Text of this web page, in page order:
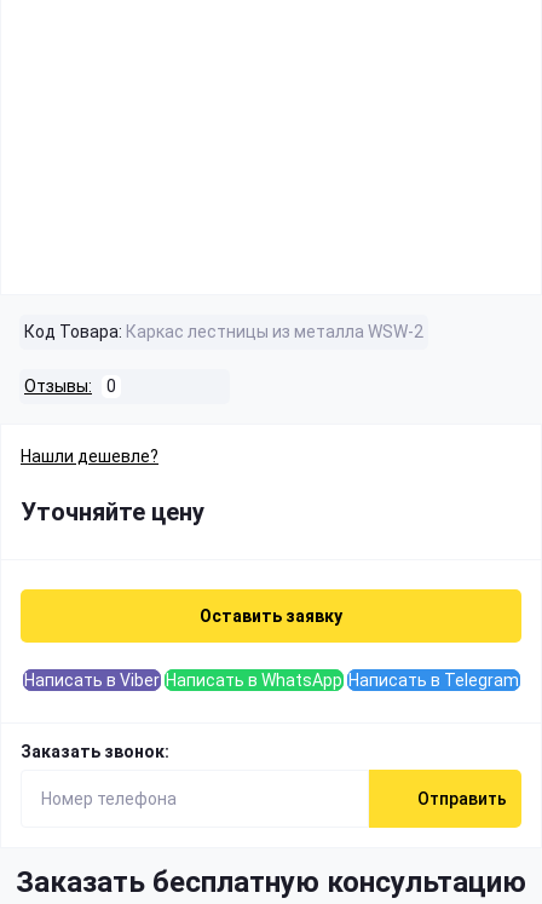
Код Товара: Каркас лестницы из металла WSW-2
Отзывы: 0
Нашли дешевле?
Уточняйте цену
Оставить заявку
Написать в Viber Написать в WhatsApp Написать в Telegram
Заказать звонок:
Отправить
Заказать бесплатную консультацию